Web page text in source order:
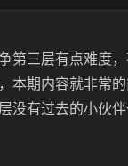
第三层有点难度
本期内容就非常
没有过去的小伙